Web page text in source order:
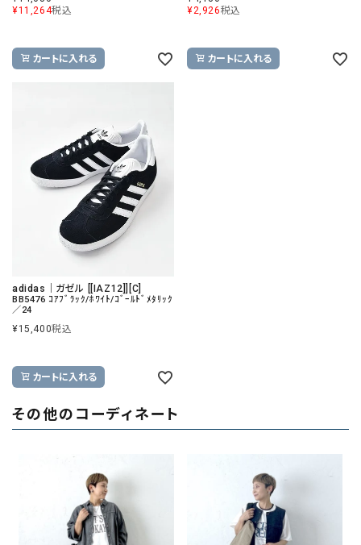
¥11,264税込
カートに入れる
¥2,926税込
カートに入れる
adidas｜ガゼル [[IAZ12]][C]
BB5476 ｺｱﾌﾞﾗｯｸ/ﾎﾜｲﾄ/ｺﾞｰﾙﾄﾞﾒﾀﾘｯｸ
／24
¥15,400税込
カートに入れる
その他のコーディネート